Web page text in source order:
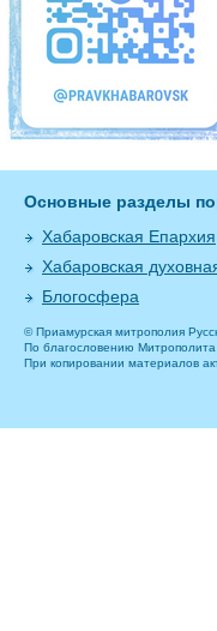
Основные разделы
Хабаровская Епархия
Хабаровская
Блогосфера
© Приамурская митрополия
По благословению Митрополита
При копировании материалов